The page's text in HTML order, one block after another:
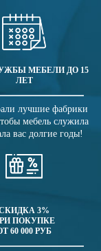
МЕБЕЛИ ДО 15
ЛЕТ
лучшие фабрики
мебель служила
вас долгие годы!
3%
ПОКУПКЕ
60 000 РУБ